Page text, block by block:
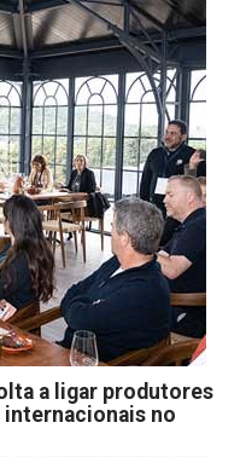
a ligar produtores
no